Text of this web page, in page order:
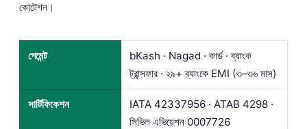
কোটেশন।
পেমেন্ট
bKash · Nagad · কার্ড · ব্যাংক
ট্রান্সফার · ২৯+ ব্যাংকে EMI (৩–৩৬ মাস)
সার্টিফিকেশন
IATA 42337956 · ATAB 4298 ·
সিভিল এভিয়েশন 0007726